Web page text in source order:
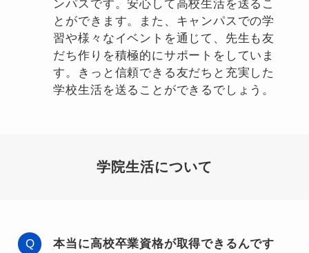
ンパスです。安心して高校生活を送るこ
とができます。また、キャンパスでの学
習や様々なイベントを通じて、先生も友
だち作りを積極的にサポートをしていま
す。きっと信頼できる友だちと充実した
学校生活を送ることができるでしょう。
学院生活について
本当に高校卒業資格が取得できるんです